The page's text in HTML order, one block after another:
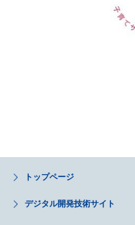
トップページ
デジタル開発技術サイト